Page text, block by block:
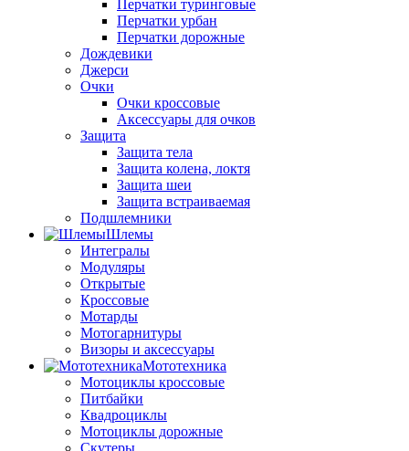
Перчатки туринговые
Перчатки урбан
Перчатки дорожные
Дождевики
Джерси
Очки
Очки кроссовые
Аксессуары для очков
Защита
Защита тела
Защита колена, локтя
Защита шеи
Защита встраиваемая
Подшлемники
Шлемы
Интегралы
Модуляры
Открытые
Кроссовые
Мотарды
Мотогарнитуры
Визоры и аксессуары
Мототехника
Мотоциклы кроссовые
Питбайки
Квадроциклы
Мотоциклы дорожные
Скутеры